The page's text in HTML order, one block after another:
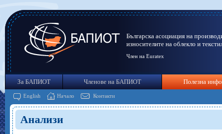
Българска асоциация на
износителите на облекло и
Член на Euratex
За БАПИОТ Членове на БАПИОТ Полезна
English Начало Контакти
Анализи